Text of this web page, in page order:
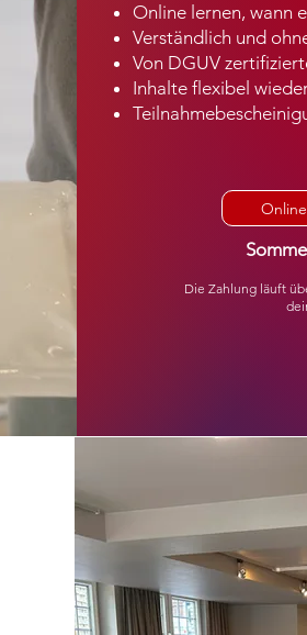
Online lernen, wann
Verständlich und
Von DGUV
Inhalte flexibel
Die Zahlung läuft